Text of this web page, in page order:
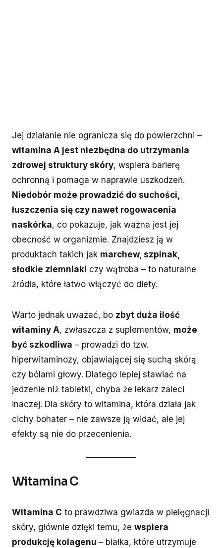
Jej działanie nie ogranicza się do powierzchni –
witamina A jest niezbędna do utrzymania
zdrowej struktury skóry, wspiera barierę
ochronną i pomaga w naprawie uszkodzeń.
Niedobór może prowadzić do suchości,
łuszczenia się czy nawet rogowacenia
naskórka, co pokazuje, jak ważna jest jej
obecność w organizmie. Znajdziesz ją w
produktach takich jak marchew, szpinak,
słodkie ziemniaki czy wątroba – to naturalne
źródła, które łatwo włączyć do diety.
Warto jednak uważać, bo zbyt duża ilość
witaminy A, zwłaszcza z suplementów, może
być szkodliwa – prowadzi do tzw.
hiperwitaminozy, objawiającej się suchą skórą
czy bólami głowy. Dlatego lepiej stawiać na
jedzenie niż tabletki, chyba że lekarz zaleci
inaczej. Dla skóry to witamina, która działa jak
cichy bohater – nie zawsze ją widać, ale jej
efekty są nie do przecenienia.
Witamina C
Witamina C to prawdziwa gwiazda w pielęgnacji
skóry, głównie dzięki temu, że wspiera
produkcję kolagenu – białka, które utrzymuje